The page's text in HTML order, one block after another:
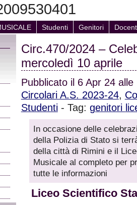
Studenti Genitori
Circ.470/2024 –
mercoledì 10 aprile
Pubblicato il 6 Apr 24 alle
Circolari A.S. 2023-24,
Studenti - Tag: genitori
In occasione delle
della Polizia di Stato si
della città di Rimini e il
Musicale al completo per
tutte le informazioni
Liceo Scientifico